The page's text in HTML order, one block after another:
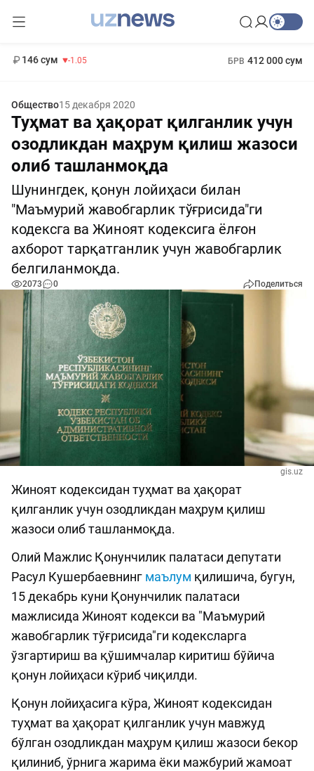
146 сум -1.05 БРВ 412 000 сум
Общество15 декабря 2020
Туҳмат ва ҳақорат қилганлик учун
озодликдан маҳрум қилиш жазоси
олиб ташланмоқда
Шунингдек, қонун лойиҳаси билан
"Маъмурий жавобгарлик тўғрисида"ги
кодексга ва Жиноят кодексига ёлғон
ахборот тарқатганлик учун жавобгарлик
белгиланмоқда.
2073 0 Поделиться
gis.uz
Жиноят кодексидан туҳмат ва ҳақорат
қилганлик учун озодликдан маҳрум қилиш
жазоси олиб ташланмоқда.
Олий Мажлис Қонунчилик палатаси депутати
Расул Кушербаевнинг маълум қилишича, бугун,
15 декабрь куни Қонунчилик палатаси
мажлисида Жиноят кодекси ва "Маъмурий
жавобгарлик тўғрисида"ги кодексларга
ўзгартириш ва қўшимчалар киритиш бўйича
қонун лойиҳаси кўриб чиқилди.
Қонун лойиҳасига кўра, Жиноят кодексидан
туҳмат ва ҳақорат қилганлик учун мавжуд
бўлган озодликдан маҳрум қилиш жазоси бекор
қилиниб, ўрнига жарима ёки мажбурий жамоат